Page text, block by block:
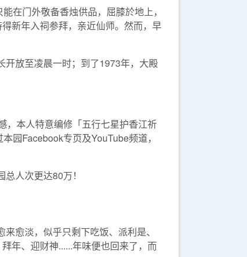
在门外敬备香烛供品，屈膝於地上，
新年入祠参拜，亲近仙师。然而，早
开放至凌晨一时；到了1973年，大殿
，本人特意编修「五行七星护香江祈
园Facebook专页及YouTube频道，
人次更达80万！
愈淡，似乎只剩下吃饭、派利是、
年、迎财神......年味便也回来了，而